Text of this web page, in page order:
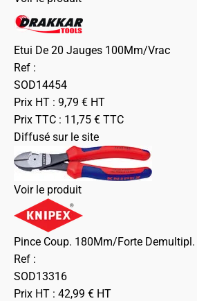
Etui De 20 Jauges 100Mm/Vrac
Ref :
SOD14454
Prix HT : 9,79 € HT
Prix TTC : 11,75 € TTC
Diffusé sur le site
Voir le produit
Pince Coup. 180Mm/Forte
Ref :
SOD13316
Prix HT : 42,99 € HT